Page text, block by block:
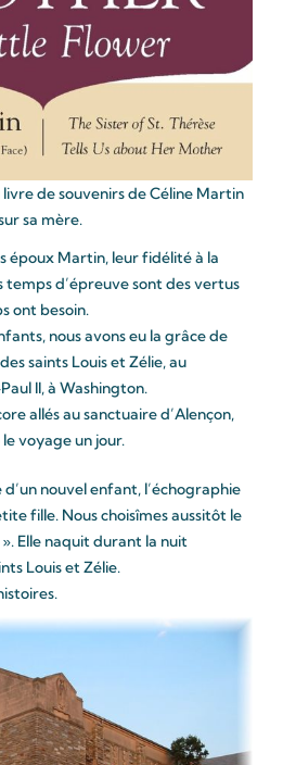
de souvenirs de Céline Martin
sa mère.
époux Martin, leur fidélité à la
temps d’épreuve sont des vertus
ont besoin.
nous avons eu la grâce de
saints Louis et Zélie, au
II, à Washington.
allés au sanctuaire d’Alençon,
voyage un jour.
nouvel enfant, l’échographie
fille. Nous choisîmes aussitôt le
Elle naquit durant la nuit
Louis et Zélie.